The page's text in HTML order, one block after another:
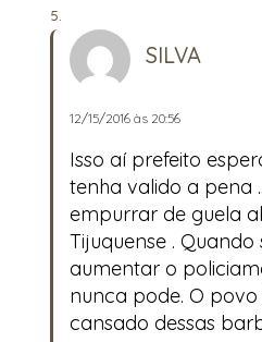
SILVA
12/15/2016 às 20:56
Isso aí prefeito
tenha valido a pena
empurrar de guela
Tijuquense . Quando
aumentar o
nunca pode. O povo
cansado dessas